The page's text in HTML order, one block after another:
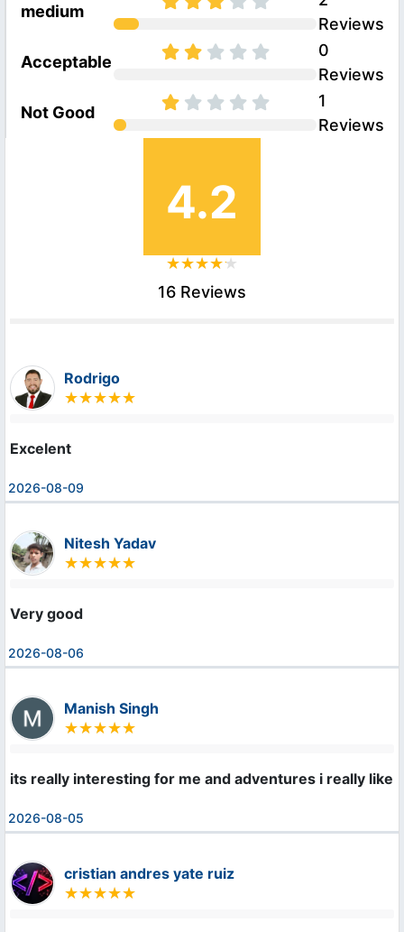
medium
Reviews
Acceptable
0
Reviews
Not Good
1
Reviews
4.2
16 Reviews
Rodrigo
Excelent
2026-08-09
Nitesh Yadav
Very good
2026-08-06
Manish Singh
its really interesting for me and adventures i really like
2026-08-05
cristian andres yate ruiz